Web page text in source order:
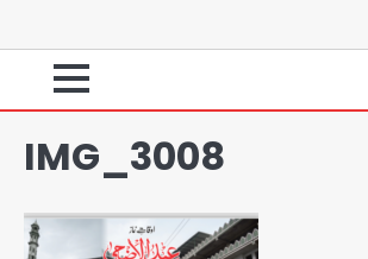
IMG_3008रोहित चौधरी गैंग का कुख्यात
Team JHJ